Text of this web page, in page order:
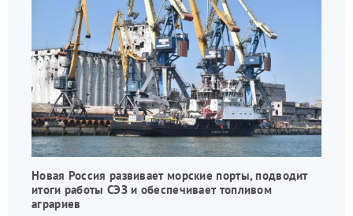
Новая Россия развивает морские порты, подводит
итоги работы СЭЗ и обеспечивает топливом
аграриев